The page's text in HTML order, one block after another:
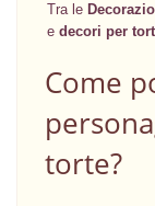
Tra le
e decori per
Come
torte?